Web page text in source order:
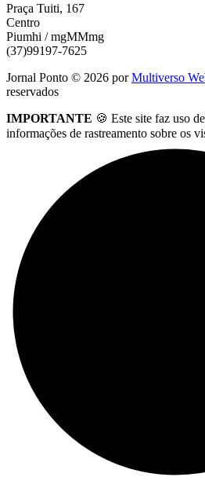
Praça Tuiti, 167
Centro
Piumhi / mgMMmg
(37)99197-7625
Jornal Ponto © 2026 porMultiverso
reservados
IMPORTANTE 🍪 Este site faz uso
informações de rastreamento sobre os